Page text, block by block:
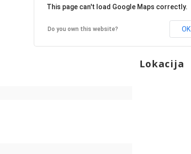
Lokacija
This page can't load Google Maps correctly.
Do you own this website? OK